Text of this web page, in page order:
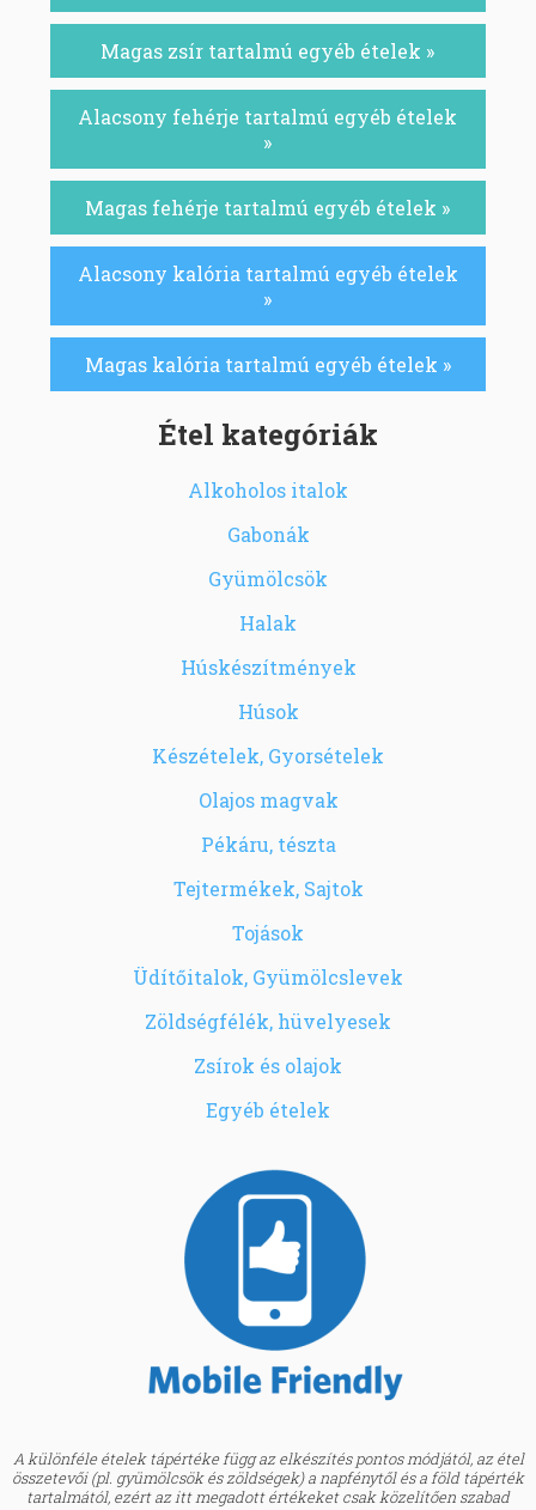
Magas zsír tartalmú egyéb ételek »
Alacsony fehérje tartalmú egyéb ételek
»
Magas fehérje tartalmú egyéb ételek »
Alacsony kalória tartalmú egyéb ételek
»
Magas kalória tartalmú egyéb ételek »
Étel kategóriák
Alkoholos italok
Gabonák
Gyümölcsök
Halak
Húskészítmények
Húsok
Készételek, Gyorsételek
Olajos magvak
Pékáru, tészta
Tejtermékek, Sajtok
Tojások
Üdítőitalok, Gyümölcslevek
Zöldségfélék, hüvelyesek
Zsírok és olajok
Egyéb ételek
A különféle ételek tápértéke függ az elkészítés pontos módjától, az étel
összetevői (pl. gyümölcsök és zöldségek) a napfénytől és a föld tápérték
tartalmától, ezért az itt megadott értékeket csak közelítően szabad